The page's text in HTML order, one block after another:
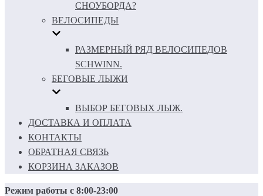
СНОУБОРДА?
ВЕЛОСИПЕДЫ
РАЗМЕРНЫЙ РЯД ВЕЛОСИПЕДОВ
SCHWINN.
БЕГОВЫЕ ЛЫЖИ
ВЫБОР БЕГОВЫХ ЛЫЖ.
ДОСТАВКА И ОПЛАТА
КОНТАКТЫ
ОБРАТНАЯ СВЯЗЬ
КОРЗИНА ЗАКАЗОВ
Режим работы с 8:00-23:00